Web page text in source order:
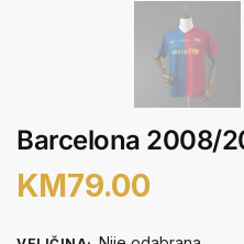
Barcelona 2008/
KM79.00